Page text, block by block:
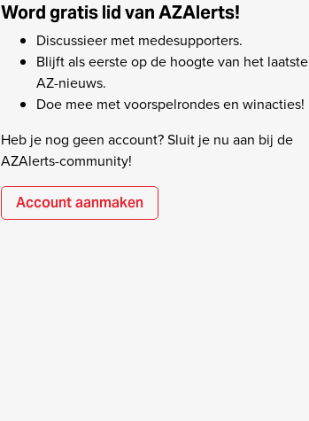
Word gratis lid van AZAlerts!
Discussieer met medesupporters.
Blijft als eerste op de hoogte van het laatste
AZ-nieuws.
Doe mee met voorspelrondes en winacties!
Heb je nog geen account? Sluit je nu aan bij de
AZAlerts-community!
Account aanmaken